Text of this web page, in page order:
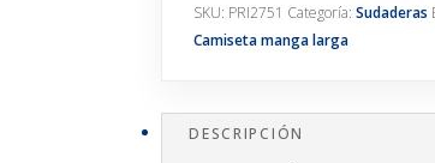
SKU: PRI2751 Categoría:Sudaderas
Camiseta manga larga
DESCRIPCIÓN